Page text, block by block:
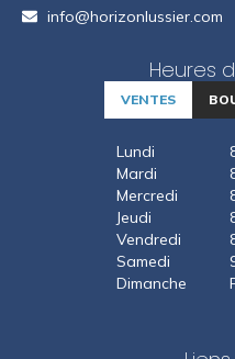
Heures
VENTES
Lundi
Mardi
Mercredi
Jeudi
Vendredi
Samedi
Dimanche
info@horizonlussier.com